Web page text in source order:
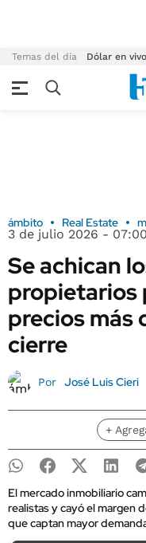
Temas del día Dólar en vivo
ámbito Real Estate
3 de julio 2026 - 07:00
Se achican
propietarios
precios más
cierre
Por José Luis Cieri
+
El mercado inmobiliario
realistas y cayó el margen
que captan mayor